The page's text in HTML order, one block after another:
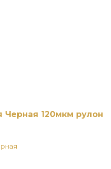
Черная 120мкм рулон